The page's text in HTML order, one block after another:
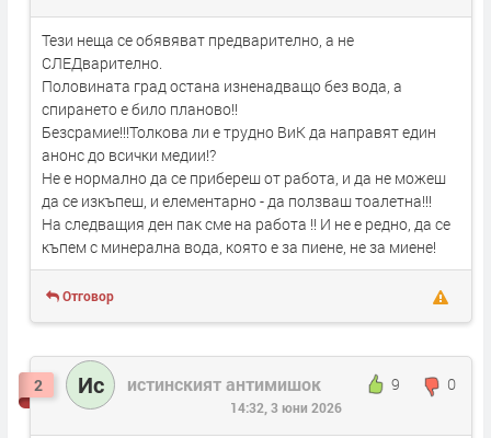
Тези неща се обявяват предварително, а не
СЛЕДварително.
Половината град остана изненадващо без вода, а
спирането е било планово!!
Безсрамие!!!Толкова ли е трудно ВиК да направят един
анонс до всички медии!?
Не е нормално да се прибереш от работа, и да не можеш
да се изкъпеш, и елементарно - да ползваш тоалетна!!!
На следващия ден пак сме на работа !! И не е редно, да се
къпем с минерална вода, която е за пиене, не за миене!
Отговор
2 Ис истинският антимишок 9 0
14:32, 3 юни 2026